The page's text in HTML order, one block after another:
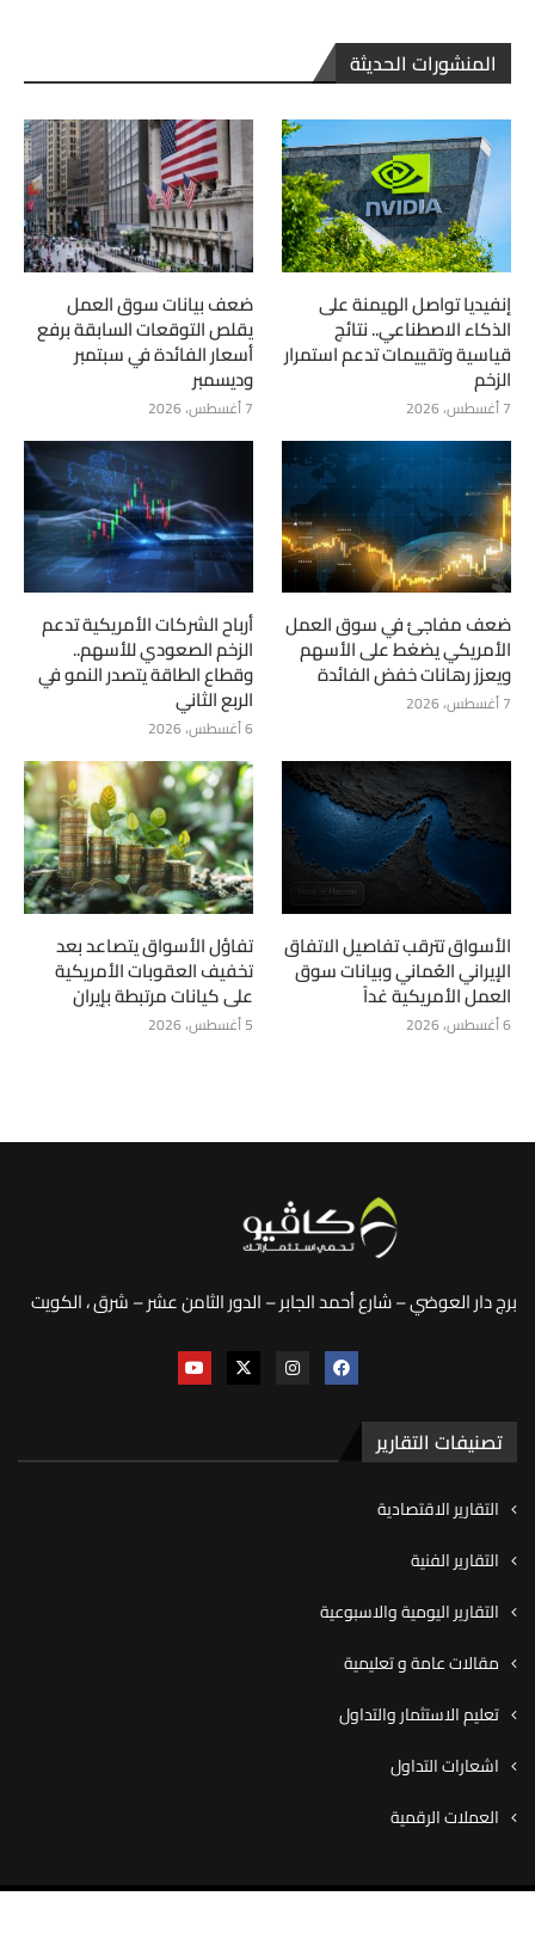
المنشورات الحديثة
إنفيديا تواصل الهيمنة على
الذكاء الاصطناعي.. نتائج
قياسية وتقييمات تدعم استمرار
الزخم
7 أغسطس، 2026
ضعف بيانات سوق العمل
يقلص التوقعات السابقة برفع
أسعار الفائدة في سبتمبر
وديسمبر
7 أغسطس، 2026
ضعف مفاجئ في سوق العمل
الأمريكي يضغط على الأسهم
ويعزز رهانات خفض الفائدة
7 أغسطس، 2026
أرباح الشركات الأمريكية تدعم
الزخم الصعودي للأسهم..
وقطاع الطاقة يتصدر النمو في
الربع الثاني
6 أغسطس، 2026
الأسواق تترقب تفاصيل الاتفاق
الإيراني العُماني وبيانات سوق
العمل الأمريكية غداً
6 أغسطس، 2026
تفاؤل الأسواق يتصاعد بعد
تخفيف العقوبات الأمريكية
على كيانات مرتبطة بإيران
5 أغسطس، 2026
برج دار العوضي – شارع أحمد الجابر – الدور الثامن عشر – شرق ، الكويت
تصنيفات التقارير
التقارير الاقتصادية
التقارير الفنية
التقارير اليومية والاسبوعية
مقالات عامة و تعليمية
تعليم الاستثمار والتداول
اشعارات التداول
العملات الرقمية